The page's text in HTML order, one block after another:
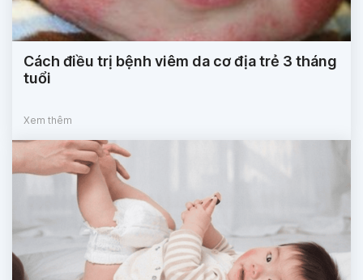
Cách điều trị bệnh viêm da cơ địa trẻ 3 tháng
tuổi
Xem thêm